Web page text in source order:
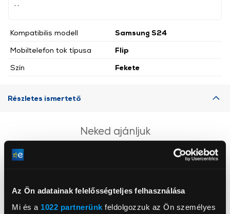
Az Ön adatainak felelősségteljes felhasználása
Mi és a 1022 partnerünk feldolgozzuk az Ön személyes
Kompatibilis modell
Samsung S24
Mobiltelefon tok típusa
Flip
Szín
Fekete
Részletes ismertető
Neked ajánljuk